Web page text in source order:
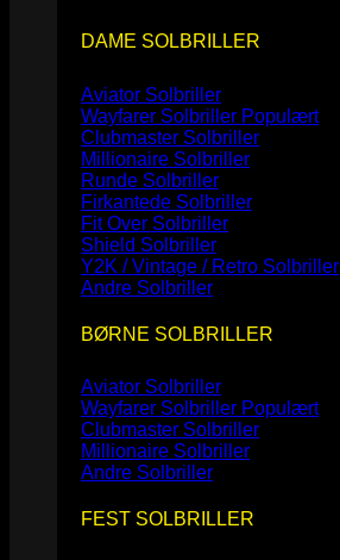
DAME SOLBRILLER
Aviator Solbriller
Wayfarer Solbriller
Clubmaster Solbriller
Millionaire Solbriller
Runde Solbriller
Firkantede Solbriller
Fit Over Solbriller
Shield Solbriller
Y2K / Vintage / Retro Solbriller
Andre Solbriller
BØRNE SOLBRILLER
Aviator Solbriller
Wayfarer Solbriller
Clubmaster Solbriller
Millionaire Solbriller
Andre Solbriller
FEST SOLBRILLER